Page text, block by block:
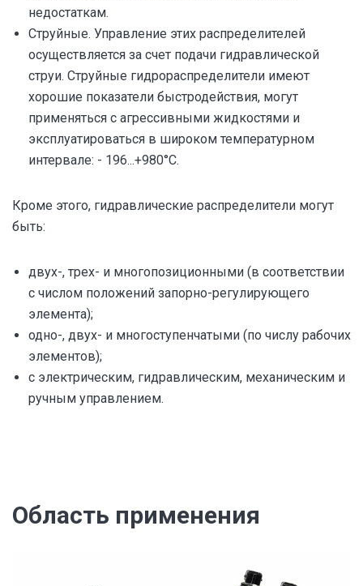
недостаткам.
Струйные. Управление этих распределителей
осуществляется за счет подачи гидравлической
струи. Струйные гидрораспределители имеют
хорошие показатели быстродействия, могут
применяться с агрессивными жидкостями и
эксплуатироваться в широком температурном
интервале: - 196...+980°С.
Кроме этого, гидравлические распределители могут
быть:
двух-, трех- и многопозиционными (в соответствии
с числом положений запорно-регулирующего
элемента);
одно-, двух- и многоступенчатыми (по числу рабочих
элементов);
с электрическим, гидравлическим, механическим и
ручным управлением.
Область применения